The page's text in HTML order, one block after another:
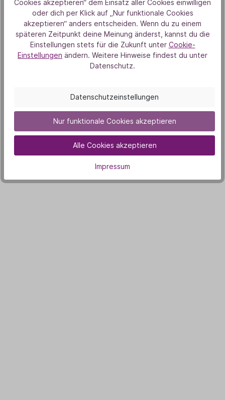
8
Dieser Roll-On mit Pfefferminze mildert
unangenehme Spannungskopfschmerzen
den Nacken oder das Handgelenk rollen und die
erfrischende, kühlende Wirkung spüren.
Zu den Produkten:
Cookies akzeptieren“ dem Einsatz aller Cookies einwilligen
oder dich per Klick auf „Nur funktionale Cookies
akzeptieren“ anders entscheiden. Wenn du zu einem
späteren Zeitpunkt deine Meinung änderst, kannst du die
Einstellungen stets für die Zukunft unter Cookie-
Einstellungen ändern. Weitere Hinweise findest du unter
Datenschutz.
Datenschutzeinstellungen
Nur funktionale Cookies akzeptieren
Alle Cookies akzeptieren
Impressum